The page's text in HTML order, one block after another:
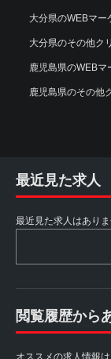
大分県のWEBマー
大分県のその他ク
鹿児島県のWEBマ
鹿児島県のその他
最近見た求人
最近見た求人はありま
閲覧履歴から
オススメの求人情報